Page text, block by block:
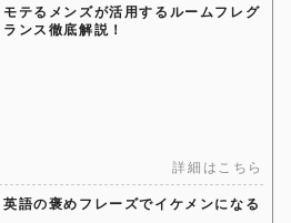
モテるメンズが活用するルームフレグ
ランス徹底解説！
詳細はこちら
英語の褒めフレーズでイケメンになる